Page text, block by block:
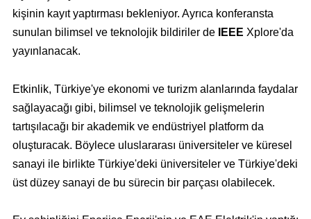
kişinin kayıt yaptırması bekleniyor. Ayrıca konferansta
sunulan bilimsel ve teknolojik bildiriler de
IEEE Xplore'da
yayınlanacak.
Etkinlik, Türkiye'ye ekonomi ve turizm alanlarında faydalar
sağlayacağı gibi, bilimsel ve teknolojik gelişmelerin
tartışılacağı bir akademik ve endüstriyel platform da
oluşturacak. Böylece uluslararası üniversiteler ve küresel
sanayi ile birlikte Türkiye'deki üniversiteler ve Türkiye'deki
üst düzey sanayi de bu sürecin bir parçası olabilecek.